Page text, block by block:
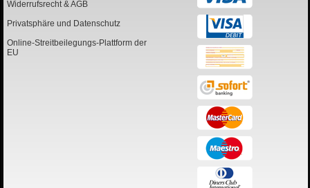
Widerrufsrecht & AGB
Privatsphäre und Datenschutz
Online-Streitbeilegungs-Plattform der
EU